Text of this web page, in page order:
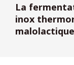
La
inox